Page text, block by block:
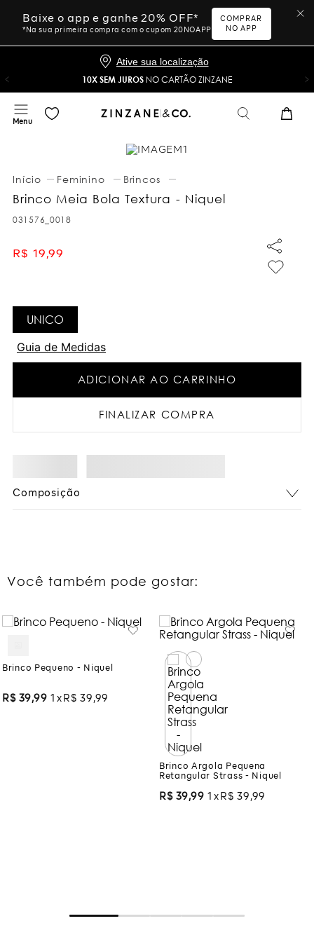
Baixe o app e ganhe 20% OFF*
*Na sua primeira compra com o cupom 20NOAPP
COMPRAR
NO APP
Ative sua localização
10X SEM JUROS NO CARTÃO ZINZANE
Feminino Brincos
Brinco Meia Bola Textura - Niquel
031576_0018
R$ 19,99
UNICO
Guia de Medidas
ADICIONAR AO CARRINHO
FINALIZAR COMPRA
Composição
Você também pode gostar:
Brinco Pequeno - Niquel
R$ 39,99 1 R$ 39 ,99
Brinco Argola Pequena
Retangular Strass - Niquel
R$ 39,99 1 R$ 39 ,99